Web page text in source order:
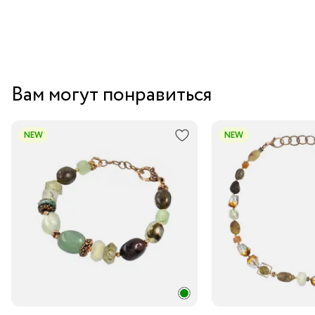
Вам могут понравиться
NEW NEW